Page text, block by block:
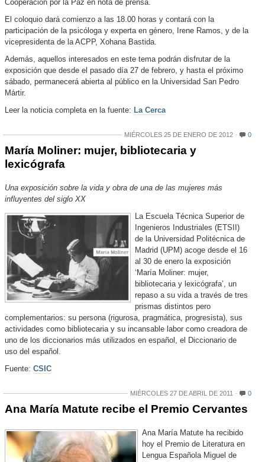
Cooperación por la Paz en nota de prensa.
El coloquio dará comienzo a las 18.00 horas y contará con la
participación de la psicóloga y experta en género, Irene Ramos, y de la
vicepresidenta de la ACPP, Xohana Bastida.
Además, aquellos interesados en este tema podrán disfrutar de la
exposición que desde el pasado día 27 de febrero, y hasta el próximo
sábado, permanecerá abierta al público en la Universidad San Pedro
Mártir.
Leer la noticia completa en la fuente: La Cerca
MIÉRCOLES 25 DE ENERO DE 2012 0
María Moliner: mujer, bibliotecaria y
lexicógrafa
Una exposición sobre la vida y obra de una de las mujeres más
influyentes del siglo XX
La Escuela Técnica Superior de
Ingenieros Industriales (ETSII)
de la Universidad Politécnica de
Madrid (UPM) acoge desde el 16
al 30 de enero la exposición
‘María Moliner: mujer,
bibliotecaria y lexicógrafa’, un
repaso a su vida a través de tres
prismas distintos pero
complementarios: su persona (rigurosa, pragmática, progresista), sus
actividades como bibliotecaria y su incansable labor como creadora de
uno de los diccionarios más utilizados en español, el Diccionario de
uso del español.
Fuente: CSIC
MIÉRCOLES 27 DE ABRIL DE 2011 0
Ana María Matute recibe el Premio Cervantes
Ana María Matute ha recibido
hoy el Premio de Literatura en
Lengua Española Miguel de